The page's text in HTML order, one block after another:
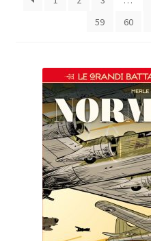
59
60